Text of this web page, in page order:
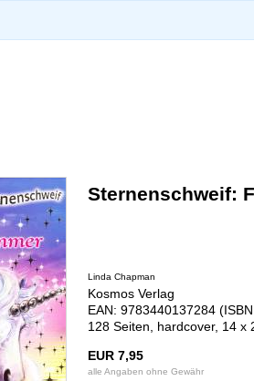
Sternenschweif:
Linda Chapman
Kosmos Verlag
EAN: 9783440137284
128 Seiten, hardcover, 14 x
EUR 7,95
alle Angaben ohne Gewähr